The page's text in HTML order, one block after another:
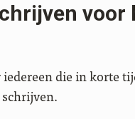
voor
die in korte